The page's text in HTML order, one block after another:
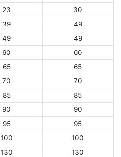
23
30
39
49
49
49
60
60
65
65
70
70
85
85
90
90
95
95
100
100
130
130